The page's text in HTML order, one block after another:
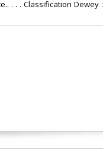
. . . Classification Dewey :